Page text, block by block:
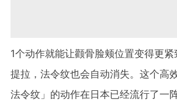
1个动作就能让颧骨脸颊位置变得更
提拉，法令纹也会自动消失。这个高
法令纹」的动作在日本已经流行了一